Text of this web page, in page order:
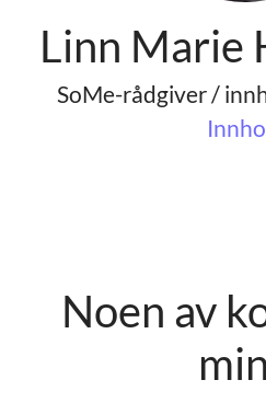
Linn Marie
SoMe-rådgiver /
Noen av